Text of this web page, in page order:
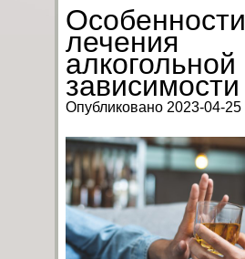
Особенности
лечения
алкогольной
зависимости
Опубликовано 2023-04-25